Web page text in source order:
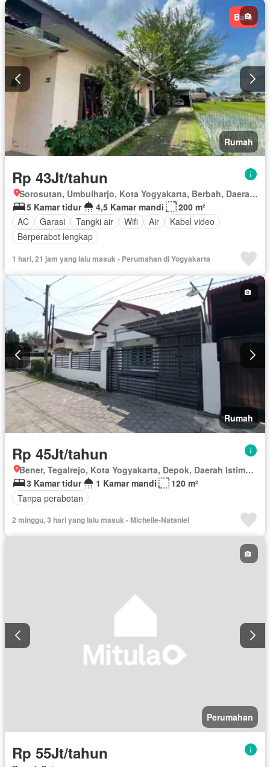
Baru
Rumah
Rp 43Jt/tahun
Sorosutan, Umbulharjo, Kota Yogyakarta, Berbah, Daerah Istimewa Yogyakarta
5 Kamar tidur
4,5 Kamar mandi
200 m²
AC
Garasi Tangki air Wifi Air
Kabel video
Berperabot lengkap
1 hari, 21 jam yang lalu masuk - Perumahan di Yogyakarta
Rumah
Rp 45Jt/tahun
Bener, Tegalrejo, Kota Yogyakarta, Depok, Daerah Istimewa Yogyakarta
3 Kamar tidur
1 Kamar mandi
120 m²
Tanpa perabotan
2 minggu, 3 hari yang lalu masuk - Michelle-Nataniel
Perumahan
Rp 55Jt/tahun